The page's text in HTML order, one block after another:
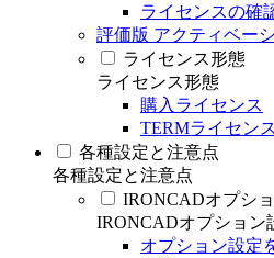
ライセンスの確
評価版 アクティベー
ライセンス形態
ライセンス形態
購入ライセンス
TERMライセンス
各種設定と注意点
各種設定と注意点
IRONCADオプシ
IRONCADオプション
オプション設定